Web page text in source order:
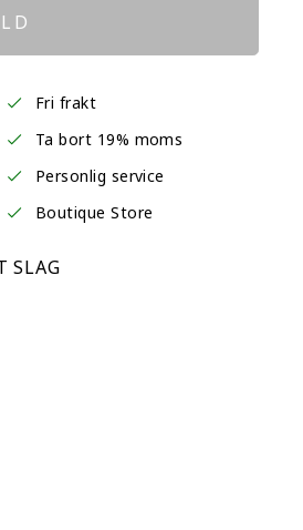
Fri frakt
Ta bort 19% moms
Personlig service
Boutique Store
SLAG